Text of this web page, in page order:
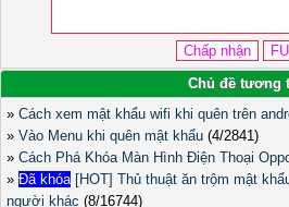
Chủ đề tương
» Cách xem mật khẩu wifi khi quên trên
» Vào Menu khi quên mật khẩu (4/2841)
» Cách Phá Khóa Màn Hình Điện Thoại
» Đã khóa [HOT] Thủ thuật ăn trộm mật
người khác (8/16744)